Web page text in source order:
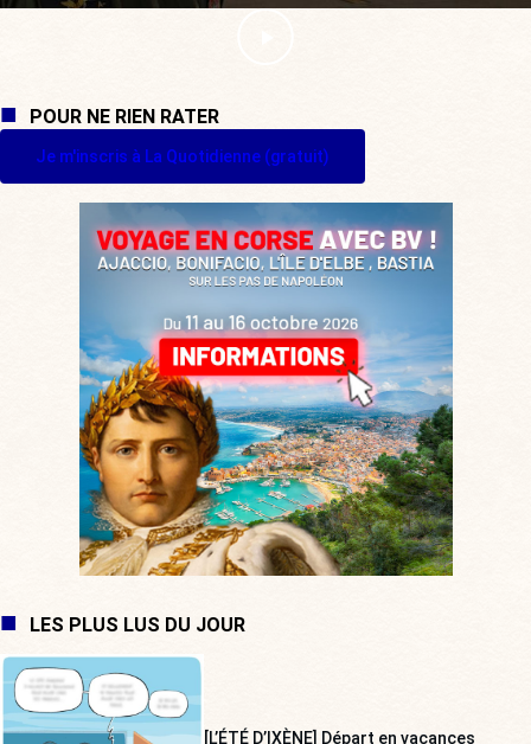
POUR NE RIEN RATER
Je m'inscris à La Quotidienne (gratuit)
LES PLUS LUS DU JOUR
[L’ÉTÉ D’IXÈNE] Départ en vacances